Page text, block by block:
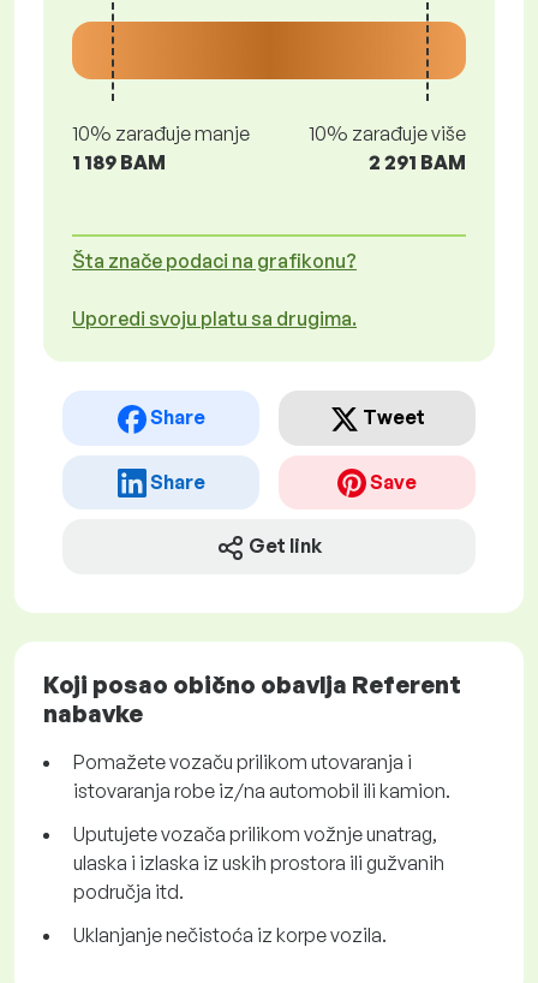
10% zarađuje manje
1 189 BAM
10% zarađuje više
2 291 BAM
Šta znače podaci na grafikonu?
Uporedi svoju platu sa drugima.
Share Tweet
Share Save
Get link
Koji posao obično obavlja Referent
nabavke
Pomažete vozaču prilikom utovaranja i
istovaranja robe iz/na automobil ili kamion.
Uputujete vozača prilikom vožnje unatrag,
ulaska i izlaska iz uskih prostora ili gužvanih
područja itd.
Uklanjanje nečistoća iz korpe vozila.